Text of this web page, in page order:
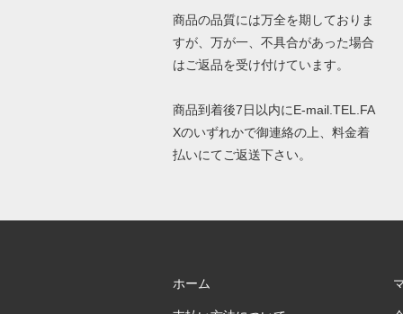
商品の品質には万全を期しておりま
すが、万が一、不具合があった場合
はご返品を受け付けています。
商品到着後7日以内にE-mail.TEL.FA
Xのいずれかで御連絡の上、料金着
払いにてご返送下さい。
ホーム